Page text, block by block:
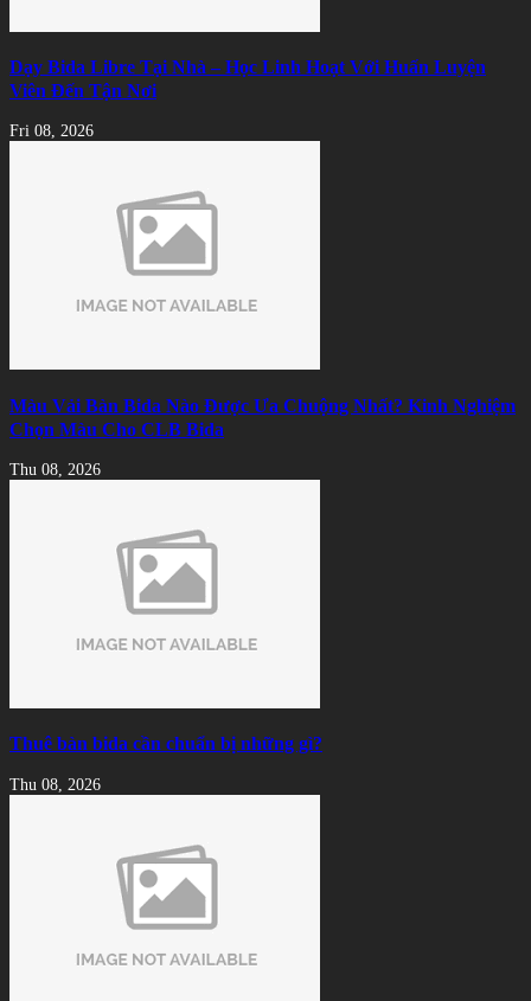
Dạy Bida Libre Tại Nhà – Học Linh Hoạt Với Huấn Luyện
Viên Đến Tận Nơi
Fri 08, 2026
Màu Vải Bàn Bida Nào Được Ưa Chuộng Nhất? Kinh Nghiệm
Chọn Màu Cho CLB Bida
Thu 08, 2026
Thuê bàn bida cần chuẩn bị những gì?
Thu 08, 2026